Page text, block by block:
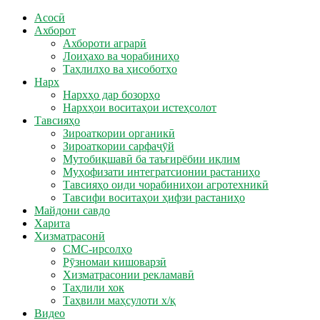
Асосӣ
Ахборот
Ахбороти аграрӣ
Лоиҳахо ва чорабиниҳо
Таҳлилҳо ва ҳисоботҳо
Нарх
Нархҳо дар бозорҳо
Нархҳои воситаҳои истеҳсолот
Тавсияҳо
Зироаткории органикӣ
Зироаткории сарфаҷӯй
Мутобиқшавӣ ба таъғирёбии иқлим
Муҳофизати интегратсионии растаниҳо
Тавсияҳо оиди чорабиниҳои агротехникӣ
Тавсифи воситаҳои ҳифзи растаниҳо
Майдони савдо
Харита
Хизматрасонӣ
СМС-ирсолҳо
Рӯзномаи кишоварзӣ
Хизматрасонии рекламавӣ
Таҳлили хок
Таҳвили маҳсулоти х/қ
Видео